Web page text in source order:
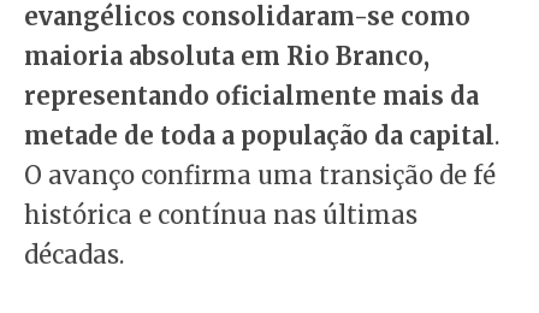
evangélicos consolidaram-se como
maioria absoluta em Rio Branco,
representando oficialmente mais da
metade de toda a população da capital.
O avanço confirma uma transição de fé
histórica e contínua nas últimas
décadas.